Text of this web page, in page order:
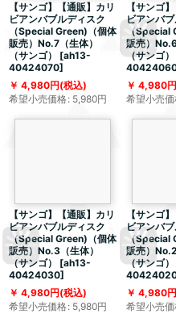
【サンゴ】【通販】カリ
ビアンバブルディスク
（Special Green)（個体
販売）No.7（生体）
（サンゴ）
[ah13-
40424070]
4,980円(税込)
希望小売価格: 5,980円
【サンゴ
ビアンバ
（Special
販売）
（サンゴ）
4,980円
希望小売
【サンゴ】【通販】カリ
ビアンバブルディスク
（Special Green)（個体
販売）No.3（生体）
（サンゴ）
[ah13-
40424030]
4,980円(税込)
希望小売価格: 5,980円
【サンゴ
ビアンバ
（Special
販売）
（サンゴ）
4,980円
希望小売